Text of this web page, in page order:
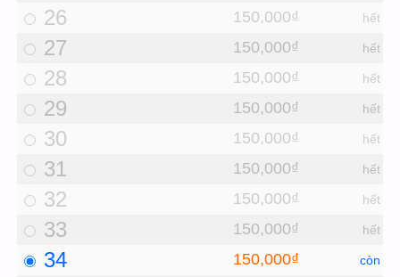
26 150,000₫ hết
27 150,000₫ hết
28 150,000₫ hết
29 150,000₫ hết
30 150,000₫ hết
31 150,000₫ hết
32 150,000₫ hết
33 150,000₫ hết
34 150,000₫ còn